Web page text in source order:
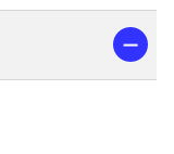
først